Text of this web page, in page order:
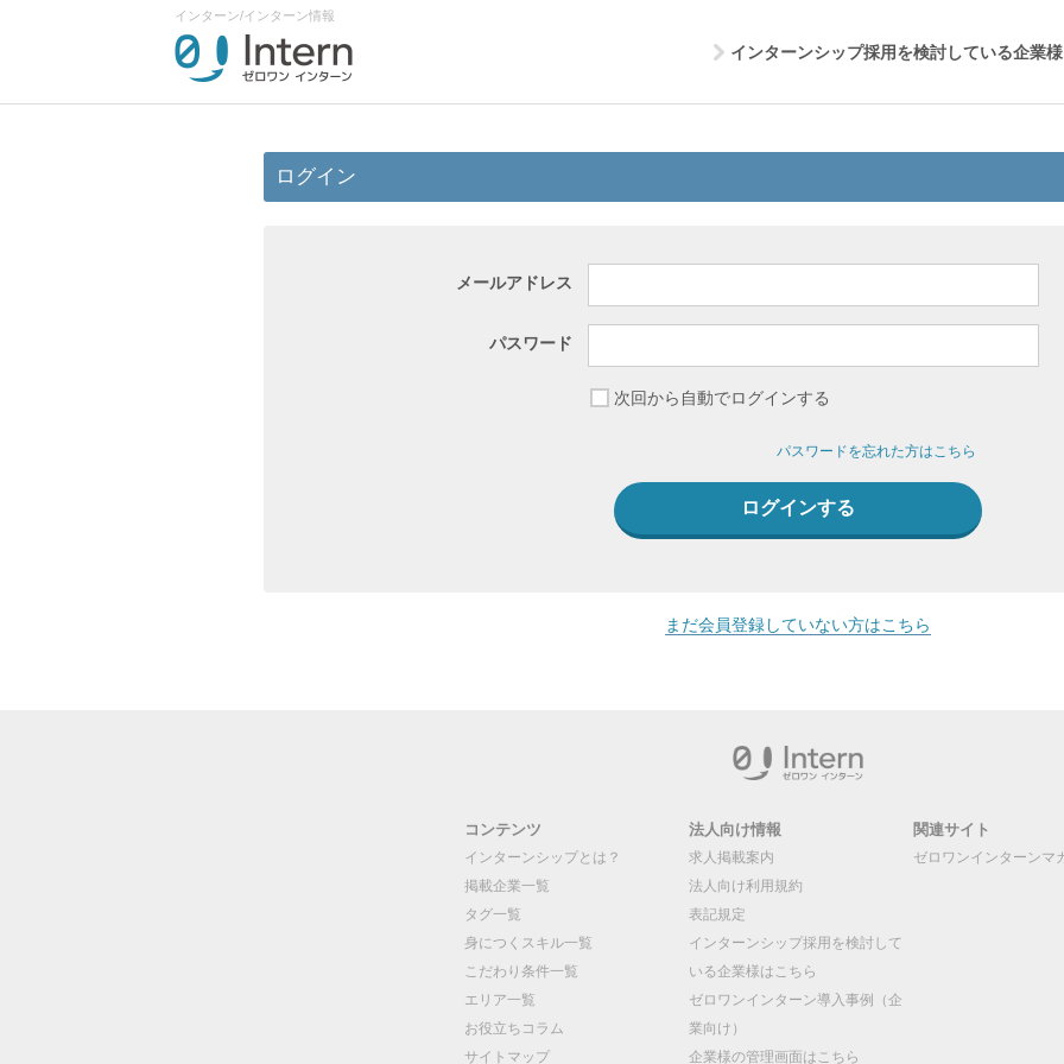
インターン/インターン情報
インターンシップ採用を検討している企業
ログイン
メールアドレス
パスワード
次回から自動でログインする
パスワードを忘れた方はこちら
まだ会員登録していない方はこちら
コンテンツ
インターンシップとは？
掲載企業一覧
タグ一覧
身につくスキル一覧
こだわり条件一覧
エリア一覧
お役立ちコラム
サイトマップ
法人向け情報
求人掲載案内
法人向け利用規約
表記規定
インターンシップ採用を検討して
いる企業様はこちら
ゼロワンインターン導入事例（企
業向け）
企業様の管理画面はこちら
関連サイト
ゼロワンインターンマ